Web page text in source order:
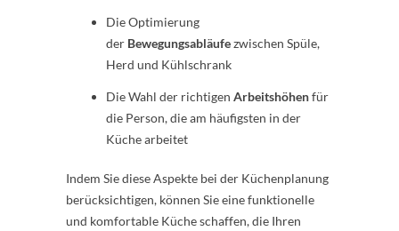
Die Optimierung
der Bewegungsabläufezwischen Spüle,
Herd und Kühlschrank
Die Wahl der richtigen Arbeitshöhenfür
die Person, die am häufigsten in der
Küche arbeitet
Indem Sie diese Aspekte bei der Küchenplanung
berücksichtigen, können Sie eine funktionelle
und komfortable Küche schaffen, die Ihren